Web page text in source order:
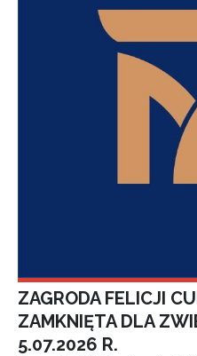
ZAGRODA FELICJI
ZAMKNIĘTA DLA
5.07.2026 R.